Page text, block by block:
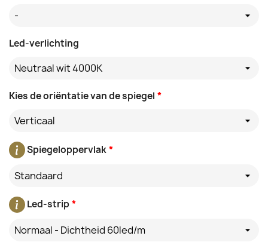
-
Led-verlichting
Neutraal wit 4000K
*
Kies de oriëntatie van de spiegel
Verticaal
*
Spiegeloppervlak
Standaard
*
Led-strip
Normaal - Dichtheid 60led/m